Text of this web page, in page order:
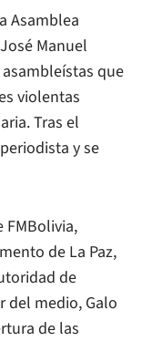
Asamblea
Manuel
que
violentas
Tras el
y se
FMBolivia,
de La Paz,
de
del medio, Galo
de las